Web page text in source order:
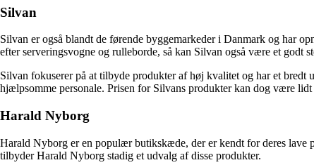
Silvan
Silvan er også blandt de førende byggemarkeder i Danmark og har
efter serveringsvogne og rulleborde, så kan Silvan også være et godt
Silvan fokuserer på at tilbyde produkter af høj kvalitet og har et bredt
hjælpsomme personale. Prisen for Silvans produkter kan dog være
Harald Nyborg
Harald Nyborg er en populær butikskæde, der er kendt for deres lave
tilbyder Harald Nyborg stadig et udvalg af disse produkter.